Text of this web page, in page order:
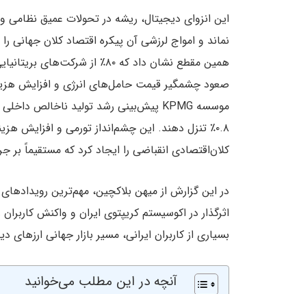
این انزوای دیجیتال، ریشه در تحولات عمیق
همین مقطع نشان داد که ۸۰٪
صعود چشمگیر قیمت حامل‌های انرژی و افزایش
۰.۸٪ تنزل دهند. این چشم‌انداز تورمی و
کلان‌اقتصادی انقباضی را ایجاد کرد که مستقیماً بر
اثرگذار در اکوسیستم کریپتوی ایران و واکنش
بسیاری از کاربران ایرانی، مسیر بازار جهانی ارزهای
آنچه در این مطلب می‌خوانید